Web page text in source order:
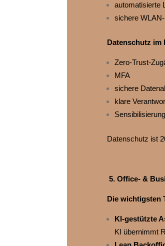
automatisierte
sichere
Datenschutz im
MFA
sichere
klare
Datenschutz ist
5. Office‑ &
Die wichtigsten
KI‑gestützte
KI übernimmt